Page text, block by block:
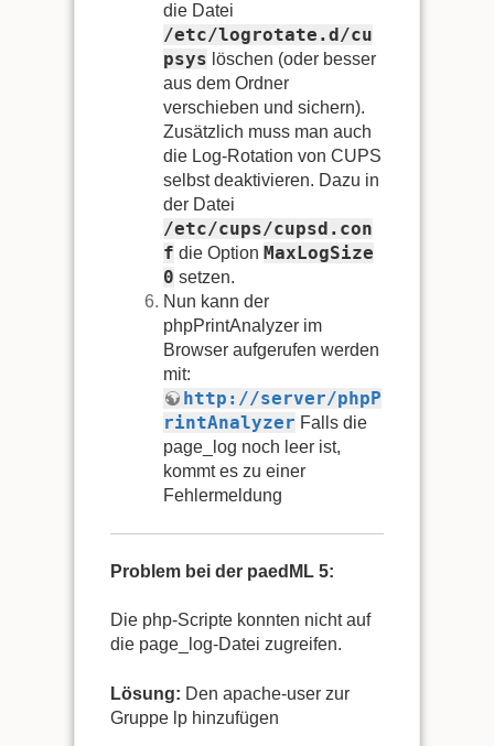
die Datei
/etc/logrotate.d/cu
psys löschen (oder besser
aus dem Ordner
verschieben und sichern).
Zusätzlich muss man auch
die Log-Rotation von CUPS
selbst deaktivieren. Dazu in
der Datei
/etc/cups/cupsd.con
f die Option MaxLogSize
0 setzen.
Nun kann der
phpPrintAnalyzer im
Browser aufgerufen werden
mit:
http://server/phpP
rintAnalyzer Falls die
page_log noch leer ist,
kommt es zu einer
Fehlermeldung
Problem bei der paedML 5:
Die php-Scripte konnten nicht auf
die page_log-Datei zugreifen.
Lösung: Den apache-user zur
Gruppe lp hinzufügen